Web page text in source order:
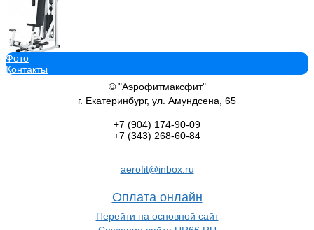
Профессиональный силовой тренажер Vasil B.318 баттерфляй
144 076 руб.
Жим ногами Body Solid GLPH1100
Фото
Контакты
© "Аэрофитмаксфит"
г. Екатеринбург, ул. Амундсена, 65
+7 (904) 174-90-09
+7 (343) 268-60-84
aerofit@inbox.ru
Оплата онлайн
Перейти на основной сайт